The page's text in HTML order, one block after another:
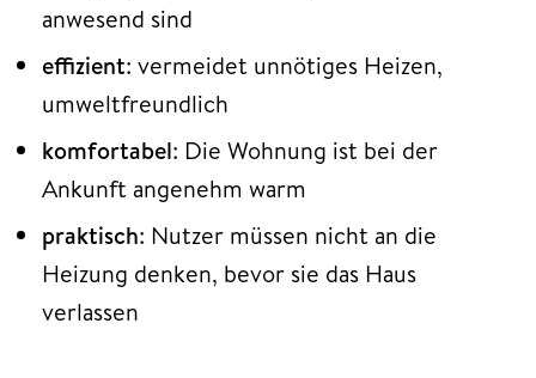
anwesend sind
effizient: vermeidet unnötiges Heizen,
umweltfreundlich
komfortabel: Die Wohnung ist bei der
Ankunft angenehm warm
praktisch: Nutzer müssen nicht an die
Heizung denken, bevor sie das Haus
verlassen